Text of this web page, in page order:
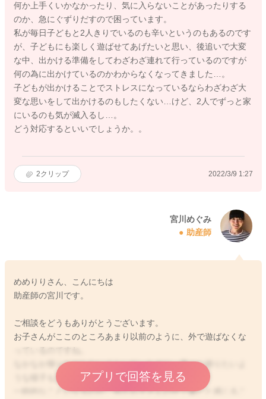
何か上手くいかなかったり、気に入らないことがあったりする
のか、急にぐずりだすので困っています。
私が毎日子どもと2人きりでいるのも辛いというのもあるのです
が、子どもにも楽しく遊ばせてあげたいと思い、後追いで大変
な中、出かける準備をしてわざわざ連れて行っているのですが
何の為に出かけているのかわからなくなってきました…。
子どもが出かけることでストレスになっているならわざわざ大
変な思いをして出かけるのもしたくない…けど、2人でずっと家
にいるのも気が滅入るし…。
どう対応するといいでしょうか。。
2クリップ 2022/3/9 1:27
宮川めぐみ
助産師
めめりりさん、こんにちは
助産師の宮川です。
ご相談をどうもありがとうございます。
お子さんがここのところあまり以前のように、外で遊ばなくな
っているのですね。
なかなか帰りたがらないぐらいだったのに、早々に帰りたいよ
うな様子も見られるのですね。
一時的なことになるのか、何かお子さんの中で嫌だと感じるこ
アプリで回答を見る